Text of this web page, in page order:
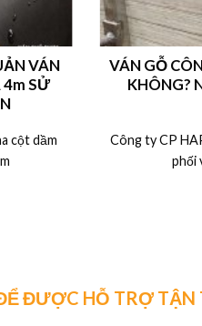
VÁN
4m SỬ
cột dầm
VÁN GỖ
KHÔNG?
Công ty CP
phối
ĐƯỢC HỖ TRỢ TẬN